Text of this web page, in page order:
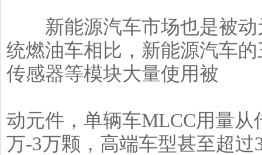
新能源汽车市场也是被动
统燃油车相比，新能源汽车
传感器等模块大量使用被
动元件，单辆车MLCC用量从
万-3万颗，高端车型甚至超